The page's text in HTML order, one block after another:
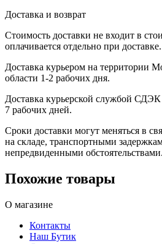
Доставка и возврат
Стоимость доставки не входит в
оплачивается отдельно при доставке.
Доставка курьером на территории
области 1-2 рабочих дня.
Доставка курьерской службой
7 рабочих дней.
Сроки доставки могут меняться в
на складе, транспортными
непредвиденными обстоятельствами.
Похожие товары
О магазине
Контакты
Наш Бутик